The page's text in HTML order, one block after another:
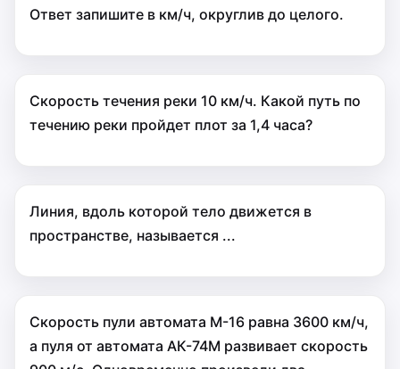
Ответ запишите в км/ч, округлив до целого.
Скорость течения реки 10 км/ч. Какой путь по
течению реки пройдет плот за 1,4 часа?
Линия, вдоль которой тело движется в
пространстве, называется ...
Скорость пули автомата М-16 равна 3600 км/ч,
а пуля от автомата АК-74М развивает скорость